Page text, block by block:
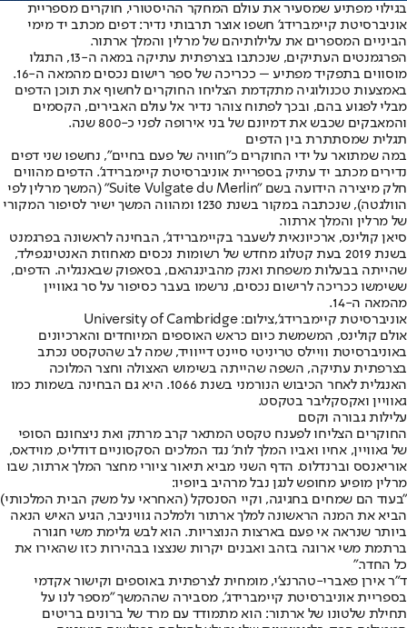
בגילוי מפתיע שמסעיר את עולם המחקר ההיסטורי, חוקרים מספריית
אוניברסיטת קיימברידג' חשפו אוצר תרבותי נדיר: דפים מכתב יד מימי
הביניים המספרים את עלילותיהם של מרלין והמלך ארתור.
הפרגמנטים העתיקים, שנכתבו בצרפתית עתיקה במאה ה-13, התגלו
מוסווים בתפקיד מפתיע – ככריכה של ספר רישום נכסים מהמאה ה-16.
באמצעות טכנולוגיה מתקדמת הצליחו החוקרים לחשוף את תוכן הדפים
מבלי לפגוע בהם, ובכך לפתוח צוהר נדיר אל עולם האבירים, הקסמים
והמאבקים שכבש את דמיונם של בני אירופה לפני כ-800 שנה.
תגלית שמסתתרת בין הדפים
במה שמתואר על ידי החוקרים כ"חוויה של פעם בחיים", נחשפו שני דפים
נדירים מכתב יד עתיק בספריית אוניברסיטת קיימברידג'. הדפים מהווים
חלק מיצירה הידועה בשם "Suite Vulgate du Merlin" (המשך מרלין לפי
הוולגטה), שנכתבה במקור בשנת 1230 ומהווה המשך ישיר לסיפור המקורי
של מרלין והמלך ארתור.
סיאן קולינס, ארכיונאית לשעבר בקיימברידג', הבחינה לראשונה בפרגמנט
בשנת 2019 בעת קטלוג מחדש של רשומות נכסים מאחוזת האנטינגפילד,
שהייתה בבעלות משפחת ואנק מהבינגהאם, בסאפוק שבאנגליה. הדפים,
ששימשו ככריכה לרישום נכסים, נרשמו בעבר כסיפור על סר גאוויין
מהמאה ה-14.
אוניברסיטת קיימברידג',צילום: University of Cambridge
אולם קולינס, המשמשת כיום כראש האוספים המיוחדים והארכיונים
באוניברסיטת וויילס טריניטי סיינט דייוויד, שמה לב שהטקסט נכתב
בצרפתית עתיקה, השפה שהייתה בשימוש האצולה וחצר המלוכה
האנגלית לאחר הכיבוש הנורמני בשנת 1066. היא גם הבחינה בשמות כמו
גאוויין ואקסקליבר בטקסט.
עלילות גבורה וקסם
החוקרים הצליחו לפענח טקסט המתאר קרב מרתק ואת ניצחונם הסופי
של גאוויין, אחיו ואביו המלך לות' נגד המלכים הסקסוניים דודליס, מוידאס,
אוריאנסס וברנדלוס. הדף השני מביא תיאור ציורי מחצר המלך ארתור, שבו
מרלין מופיע מחופש לנגן נבל מרהיב ביופיו:
"בעוד הם שמחים בחגיגה, וקיי הסנסקל (האחראי על משק הבית המלכותי)
הביא את המנה הראשונה למלך ארתור ולמלכה גוויניבר, הגיע האיש הנאה
ביותר שנראה אי פעם בארצות הנוצריות. הוא לבש גלימת משי חגורה
ברתמת משי ארוגה בזהב ואבנים יקרות שנצצו בבהירות כזו שהאירו את
כל החדר."
ד"ר אירן פאברי-טהרנצ'י, מומחית לצרפתית באוספים וקישור אקדמי
בספריית אוניברסיטת קיימברידג', מסבירה שההמשך "מספר לנו על
תחילת שלטונו של ארתור: הוא מתמודד עם מרד של ברונים בריטים